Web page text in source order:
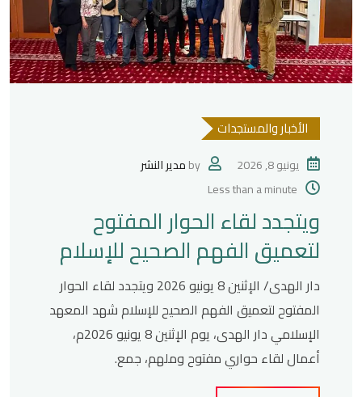
الأخبار والمستجدات
يونيو 8, 2026 byمدير النشر
Less than a minute
ويتجدد لقاء الحوار المفتوح
لتعميق الفهم الصحيح للإسلام
دار الهدى/ الإثنين 8 يونيو 2026 ويتجدد لقاء الحوار
المفتوح لتعميق الفهم الصحيح للإسلام شهد المعهد
الإسلامي دار الهدى، يوم الإثنين 8 يونيو 2026م،
أعمال لقاء حواري مفتوح وملهم، جمع.